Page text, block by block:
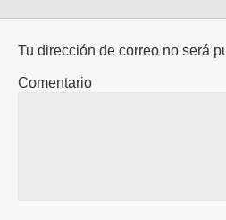
Tu dirección de correo no será
Comentario